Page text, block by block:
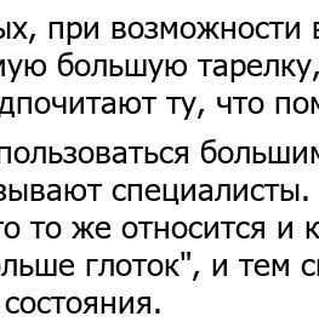
при возможности
большую
ту, что
то же относится и
глоток", и тем